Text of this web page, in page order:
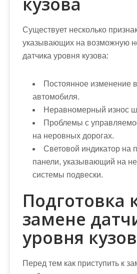
Существует несколько
указывающих на возможную
датчика уровня кузова:
Постоянное изменение
автомобиля.
Неравномерный износ
Проблемы с
на неровных дорогах.
Световой индикатор на
панели, указывающий на
системы подвески.
Подготовка
замене
уровня
Перед тем как приступить к